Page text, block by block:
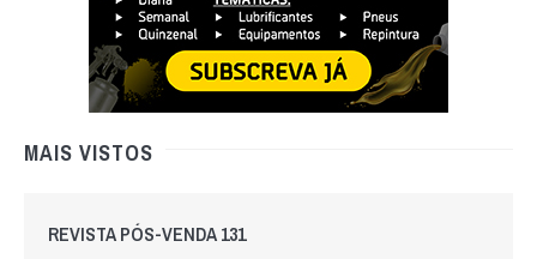
MAIS VISTOS
REVISTA PÓS-VENDA 131